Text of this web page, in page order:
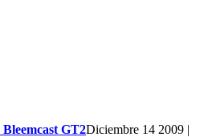
GT2Diciembre 14 2009 |